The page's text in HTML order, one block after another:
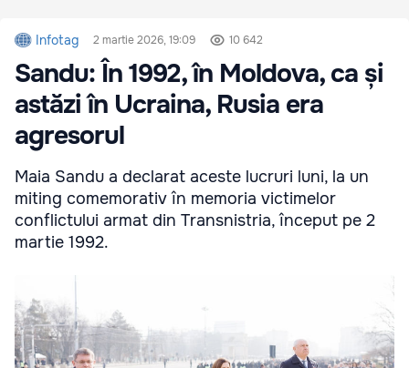
Infotag 2 martie 2026, 19:09 10 642
Sandu: În 1992, în Moldova, ca și
astăzi în Ucraina, Rusia era
agresorul
Maia Sandu a declarat aceste lucruri luni, la un
miting comemorativ în memoria victimelor
conflictului armat din Transnistria, început pe 2
martie 1992.